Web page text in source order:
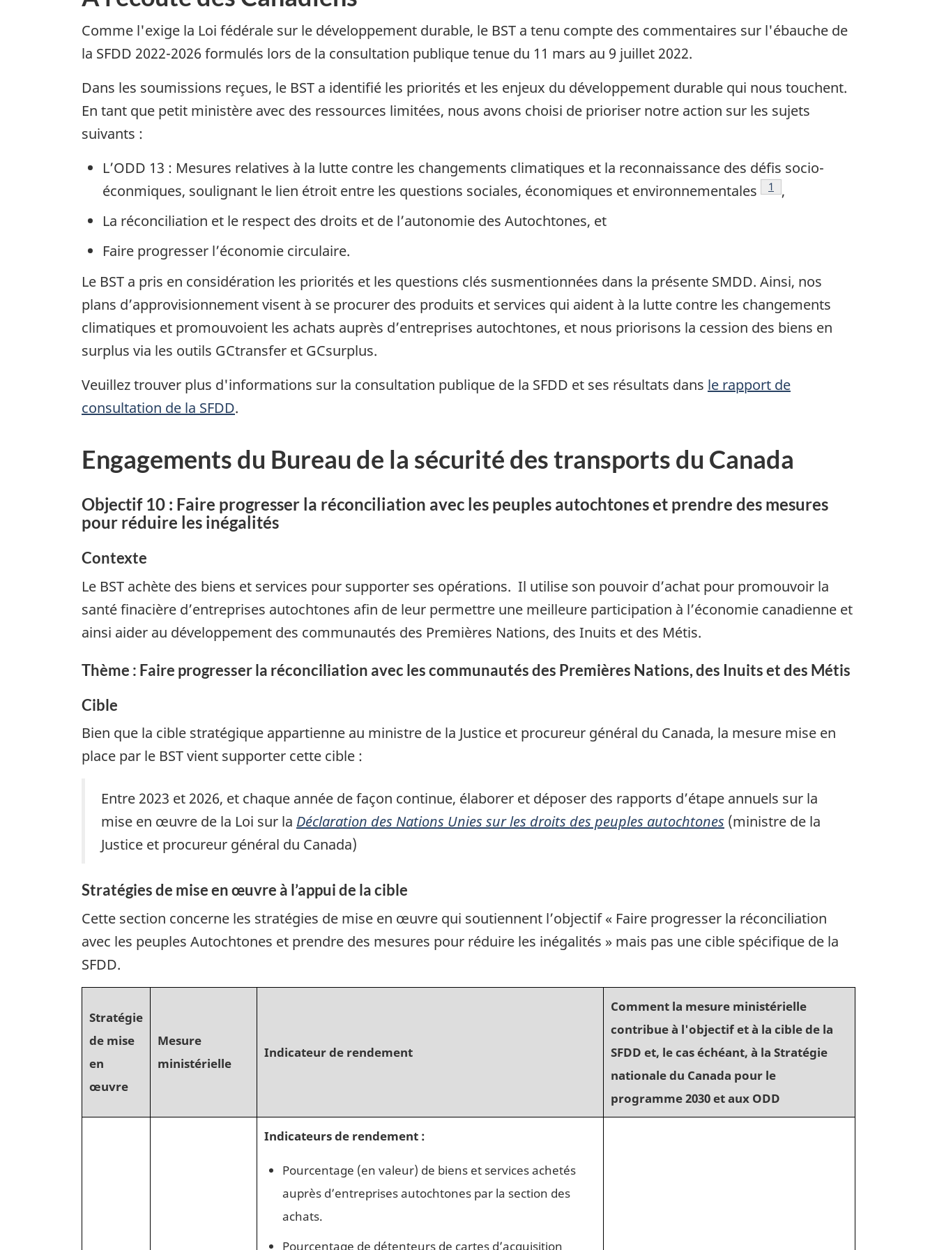
Comme l'exige la Loi fédérale sur le développement durable, le BST a tenu compte des commentaires sur l'ébauche de
la SFDD 2022-2026 formulés lors de la consultation publique tenue du 11 mars au 9 juillet 2022.
Dans les soumissions reçues, le BST a identifié les priorités et les enjeux du développement durable qui nous touchent.
En tant que petit ministère avec des ressources limitées, nous avons choisi de prioriser notre action sur les sujets
suivants :
L’ODD 13 : Mesures relatives à la lutte contre les changements climatiques et la reconnaissance des défis socio-
éconmiques, soulignant le lien étroit entre les questions sociales, économiques et environnementales
Note de bas de page
1
,
La réconciliation et le respect des droits et de l’autonomie des Autochtones, et
Faire progresser l’économie circulaire.
Le BST a pris en considération les priorités et les questions clés susmentionnées dans la présente SMDD. Ainsi, nos
plans d’approvisionnement visent à se procurer des produits et services qui aident à la lutte contre les changements
climatiques et promouvoient les achats auprès d’entreprises autochtones, et nous priorisons la cession des biens en
surplus via les outils GCtransfer et GCsurplus.
Veuillez trouver plus d'informations sur la consultation publique de la SFDD et ses résultats dans le rapport de
consultation de la SFDD.
Engagements du Bureau de la sécurité des transports du Canada
Objectif 10 : Faire progresser la réconciliation avec les peuples autochtones et prendre des mesures
pour réduire les inégalités
Contexte
Le BST achète des biens et services pour supporter ses opérations. Il utilise son pouvoir d’achat pour promouvoir la
santé finacière d’entreprises autochtones afin de leur permettre une meilleure participation à l’économie canadienne et
ainsi aider au développement des communautés des Premières Nations, des Inuits et des Métis.
Thème : Faire progresser la réconciliation avec les communautés des Premières Nations, des Inuits et des Métis
Cible
Bien que la cible stratégique appartienne au ministre de la Justice et procureur général du Canada, la mesure mise en
place par le BST vient supporter cette cible :
Entre 2023 et 2026, et chaque année de façon continue, élaborer et déposer des rapports d’étape annuels sur la
mise en œuvre de la Loi sur la Déclaration des Nations Unies sur les droits des peuples autochtones (ministre de la
Justice et procureur général du Canada)
Stratégies de mise en œuvre à l’appui de la cible
Cette section concerne les stratégies de mise en œuvre qui soutiennent l’objectif « Faire progresser la réconciliation
avec les peuples Autochtones et prendre des mesures pour réduire les inégalités » mais pas une cible spécifique de la
SFDD.
Stratégie
de mise
en
œuvre
Mesure
ministérielle
Indicateur de rendement
Comment la mesure ministérielle
contribue à l'objectif et à la cible de la
SFDD et, le cas échéant, à la Stratégie
nationale du Canada pour le
programme 2030 et aux ODD
Indicateurs de rendement :
Pourcentage (en valeur) de biens et services achetés
auprès d’entreprises autochtones par la section des
achats.
Pourcentage de détenteurs de cartes d’acquisition